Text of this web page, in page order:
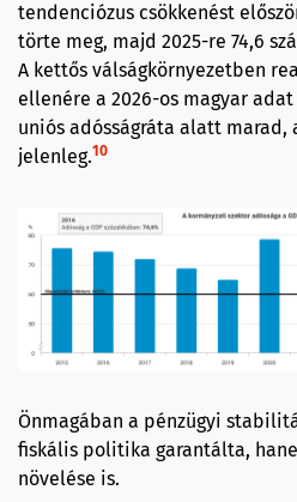
tendenciózus csökkenést
törte meg, majd 2025-re 74,6
A kettős válságkörnyezetben
ellenére a 2026-os magyar
uniós adósságráta alatt marad,
jelenleg.10
Önmagában a pénzügyi
fiskális politika garantálta,
növelése is.